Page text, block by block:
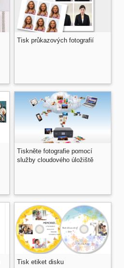
Tisk etiket disku
Tiskněte fotografie pomocí
služby cloudového úložiště
Tisk průkazových fotografií